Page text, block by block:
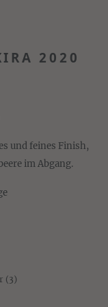
2020
und feines Finish,
im Abgang.
(3)